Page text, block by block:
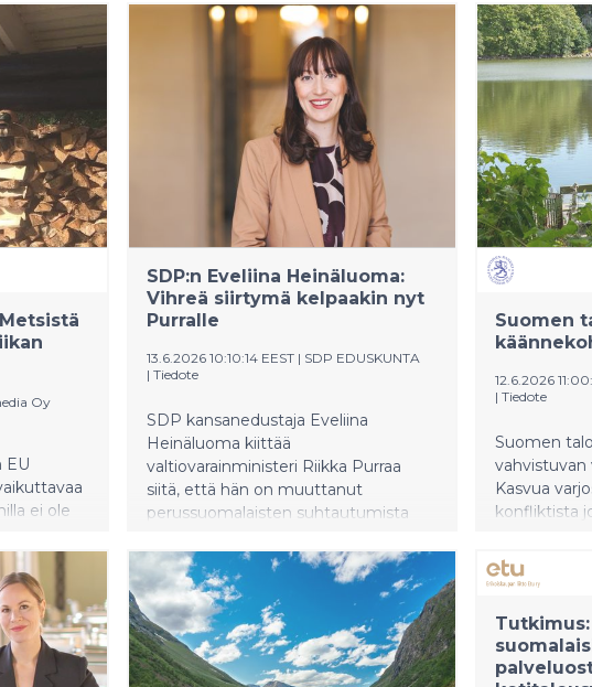
talousvaikutusten näkökulmasta.
Kehityksen kääntöpuolena ovat
lunastusmenettelyt, joissa
maanomistajat kantavat hankkeiden
haittoja ilman mahdollisuutta hyötyä
niiden tuotoista. Vaikka investoinnit
ovat mittavia, alueille jäävät usein
pysyvät maisema-, kierto- ja
tuotantohaitat, MTK muistuttaa.
nykyistä
Oy
EU
ei ole
hyvin
on sekä
SDP:n Eveliina Heinäluoma:
Vihreä siirtymä kelpaakin nyt
Purralle
13.6.2026 10:10:14 EEST | SDP EDUSKUNTA
| Tiedote
SDP kansanedustaja Eveliina
Heinäluoma kiittää
valtiovarainministeri Riikka Purraa
siitä, että hän on muuttanut
perussuomalaisten suhtautumista
vihreän siirtymän edistämiseen.
Heinäluoman mukaan Purra
perustelee nyt Suomen
talousnäkymiä samoilla asioilla, joita
perussuomalaiset oppositiossa
vähättelivät: geopoliittisella tilanteella
Suomen
12.6.2026
| Tiedote
Suomen
vahvistuvan
Kasvua
konfliktista
nopeuttaa
lyhyellä